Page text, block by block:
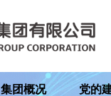
集团概况 党的